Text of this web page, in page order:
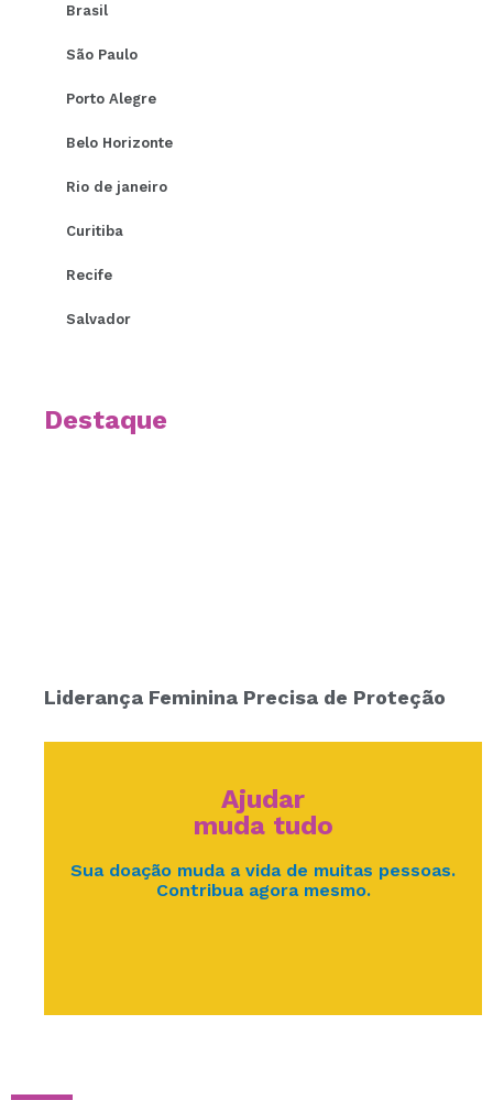
Brasil
São Paulo
Porto Alegre
Belo Horizonte
Rio de janeiro
Curitiba
Recife
Salvador
Destaque
Liderança Feminina Precisa de Proteção
Ajudar
muda tudo
Sua doação muda a vida de muitas pessoas.
Contribua agora mesmo.